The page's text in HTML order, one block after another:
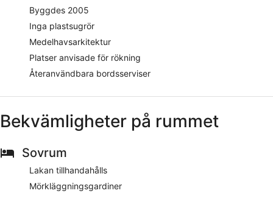
Byggdes 2005
Inga plastsugrör
Medelhavsarkitektur
Platser anvisade för rökning
Återanvändbara bordsserviser
Bekvämligheter på rummet
Sovrum
Lakan tillhandahålls
Mörkläggningsgardiner